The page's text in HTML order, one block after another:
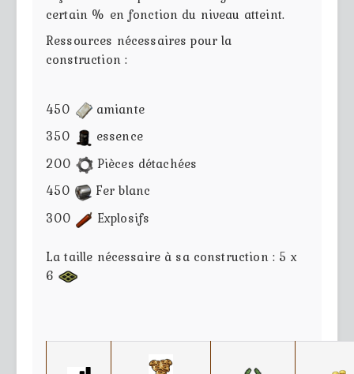
certain % en fonction du niveau atteint.
Ressources nécessaires pour la
construction :
450
amiante
350
essence
200
Pièces détachées
450
Fer blanc
300
Explosifs
La taille nécessaire à sa construction : 5 x
6